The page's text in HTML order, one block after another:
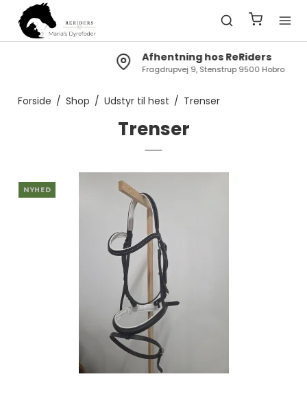
Afhentning hos ReRiders
Fragdrupvej 9, Stenstrup 9500 Hobro
Forside / Shop / Udstyr til hest / Trenser
Trenser
NYHED